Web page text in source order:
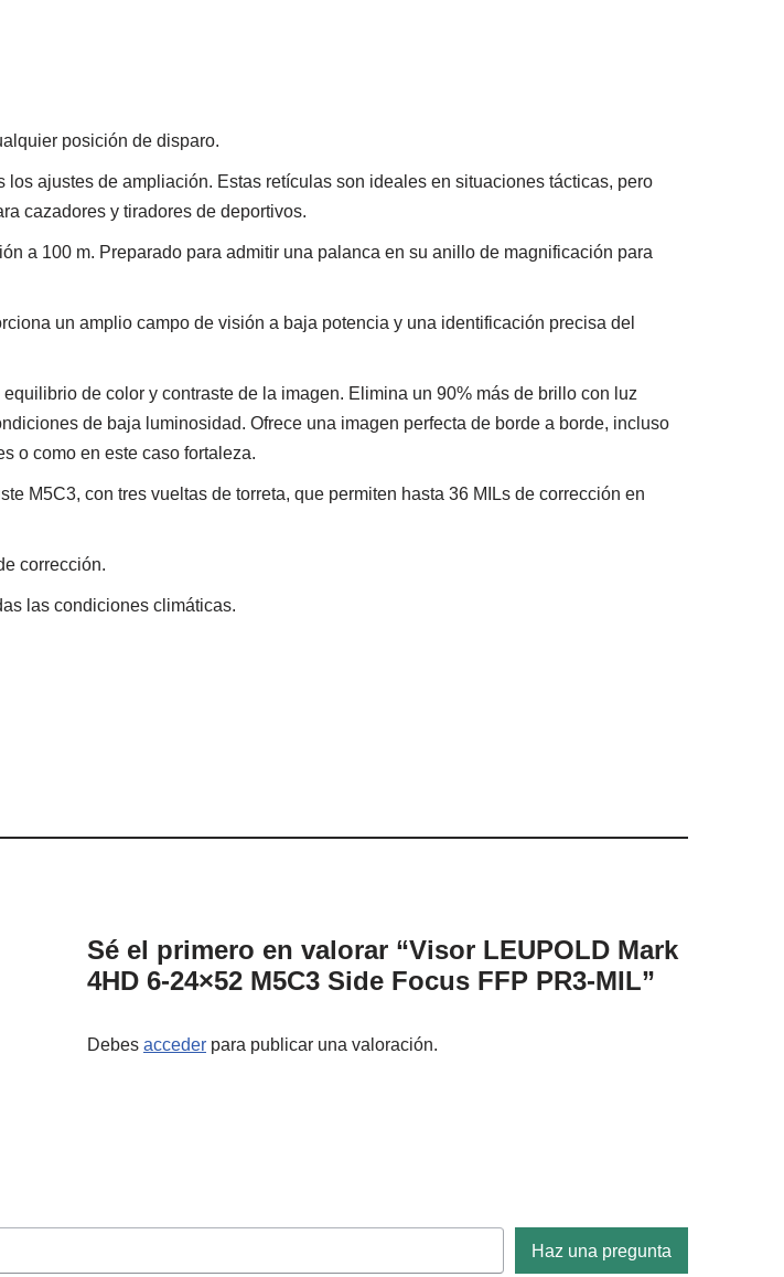
posición de disparo.
ajustes de ampliación. Estas retículas son ideales en situaciones tácticas, pero
cazadores y tiradores de deportivos.
a 100 m. Preparado para admitir una palanca en su anillo de magnificación para
un amplio campo de visión a baja potencia y una identificación precisa del
de color y contraste de la imagen. Elimina un 90% más de brillo con luz
de baja luminosidad. Ofrece una imagen perfecta de borde a borde, incluso
o como en este caso fortaleza.
M5C3, con tres vueltas de torreta, que permiten hasta 36 MILs de corrección en
corrección.
las condiciones climáticas.
Sé el primero en valorar “Visor LEUPOLD Mark
4HD 6-24×52 M5C3 Side Focus FFP PR3-MIL”
Debes acceder para publicar una valoración.
Haz una pregunta